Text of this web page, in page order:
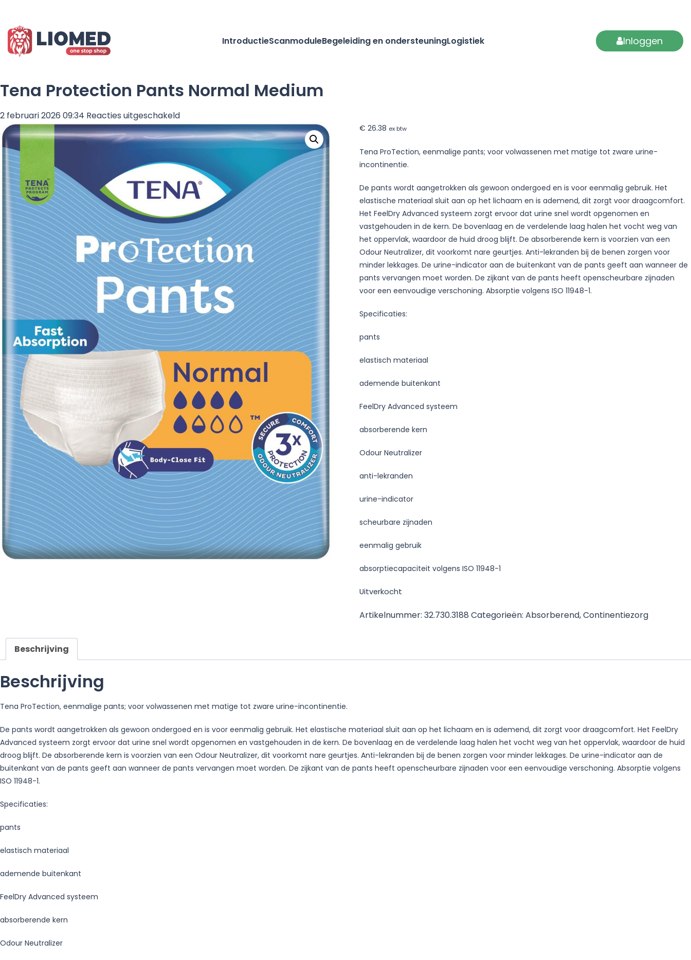
IntroductieScanmoduleBegeleiding en ondersteuningLogistiek Inloggen
Tena Protection Pants Normal Medium
2 februari 2026 09:34 Reacties uitgeschakeldvoor
Tena
Protection
Normal
Medium
€ 26.38 ex btw
Tena ProTection, eenmalige pants; voor volwassenen met matige tot zware urine-
incontinentie.
De pants wordt aangetrokken als gewoon ondergoed en is voor eenmalig gebruik. Het
elastische materiaal sluit aan op het lichaam en is ademend, dit zorgt voor draagcomfort.
Het FeelDry Advanced systeem zorgt ervoor dat urine snel wordt opgenomen en
vastgehouden in de kern. De bovenlaag en de verdelende laag halen het vocht weg van
het oppervlak, waardoor de huid droog blijft. De absorberende kern is voorzien van een
Odour Neutralizer, dit voorkomt nare geurtjes. Anti-lekranden bij de benen zorgen voor
minder lekkages. De urine-indicator aan de buitenkant van de pants geeft aan wanneer de
pants vervangen moet worden. De zijkant van de pants heeft openscheurbare zijnaden
voor een eenvoudige verschoning. Absorptie volgens ISO 11948-1.
Specificaties:
pants
elastisch materiaal
ademende buitenkant
FeelDry Advanced systeem
absorberende kern
Odour Neutralizer
anti-lekranden
urine-indicator
scheurbare zijnaden
eenmalig gebruik
absorptiecapaciteit volgens ISO 11948-1
Uitverkocht
Artikelnummer: 32.730.3188 Categorieën: Absorberend,Continentiezorg
Beschrijving
Beschrijving
Tena ProTection, eenmalige pants; voor volwassenen met matige tot zware urine-incontinentie.
De pants wordt aangetrokken als gewoon ondergoed en is voor eenmalig gebruik. Het elastische materiaal sluit aan op het lichaam en is ademend, dit zorgt voor draagcomfort. Het FeelDry
Advanced systeem zorgt ervoor dat urine snel wordt opgenomen en vastgehouden in de kern. De bovenlaag en de verdelende laag halen het vocht weg van het oppervlak, waardoor de huid
droog blijft. De absorberende kern is voorzien van een Odour Neutralizer, dit voorkomt nare geurtjes. Anti-lekranden bij de benen zorgen voor minder lekkages. De urine-indicator aan de
buitenkant van de pants geeft aan wanneer de pants vervangen moet worden. De zijkant van de pants heeft openscheurbare zijnaden voor een eenvoudige verschoning. Absorptie volgens
ISO 11948-1.
Specificaties:
pants
elastisch materiaal
ademende buitenkant
FeelDry Advanced systeem
absorberende kern
Odour Neutralizer